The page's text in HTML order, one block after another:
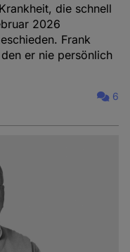
die schnell
2026
Frank
er nie persönlich
6